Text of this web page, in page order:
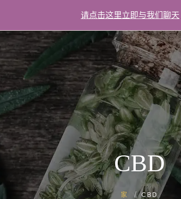
CBD
家 CBD
请点击这里立即与我们聊天